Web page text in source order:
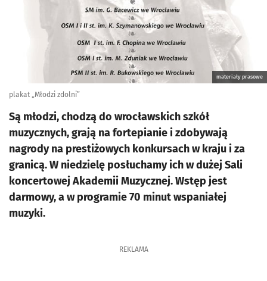
materiały prasowe
plakat „Młodzi zdolni”
Są młodzi, chodzą do wrocławskich szkół
muzycznych, grają na fortepianie i zdobywają
nagrody na prestiżowych konkursach w kraju i za
granicą. W niedzielę posłuchamy ich w dużej Sali
koncertowej Akademii Muzycznej. Wstęp jest
darmowy, a w programie 70 minut wspaniałej
muzyki.
REKLAMA